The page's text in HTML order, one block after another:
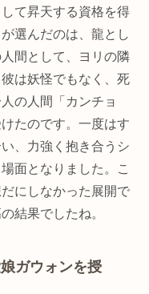
て昇天する資格を得
選んだのは、龍とし
間として、ヨリの隣
は妖怪でもなく、死
の人間「カンチョ
たのです。一度はす
、力強く抱き合うシ
面となりました。こ
にしなかった展開で
結果でしたね。
ガウォンを授